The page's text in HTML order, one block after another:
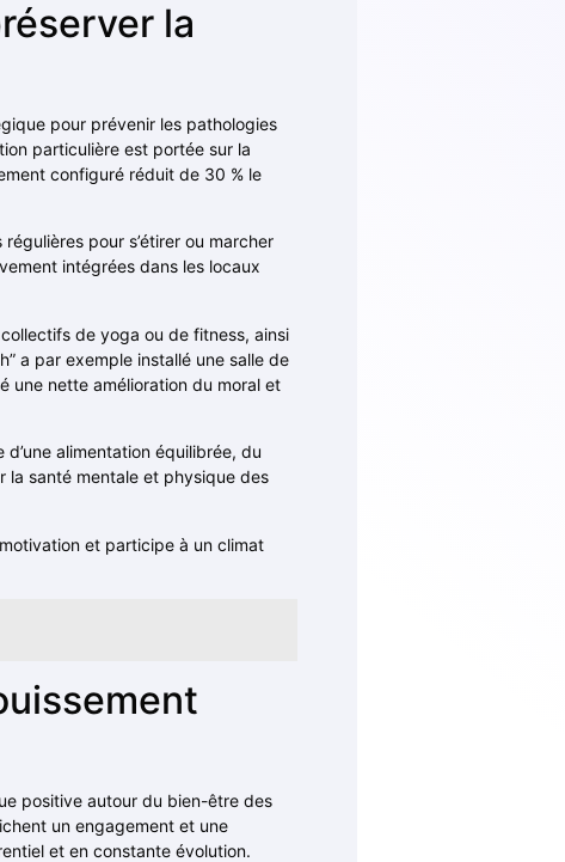
la
pour prévenir les pathologies
particulière est portée sur la
configuré réduit de 30 % le
pour s’étirer ou marcher
intégrées dans les locaux
de yoga ou de fitness, ainsi
a par exemple installé une salle de
une nette amélioration du moral et
alimentation équilibrée, du
la santé mentale et physique des
et participe à un climat
positive autour du bien-être des
un engagement et une
et en constante évolution.